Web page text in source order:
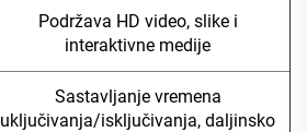
Podržava HD video, slike i
interaktivne medije
Sastavljanje vremena
uključivanja/isključivanja, daljinsko